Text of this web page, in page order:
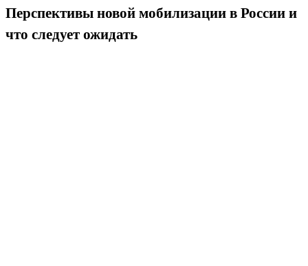
Перспективы новой мобилизации в России и
что следует ожидать